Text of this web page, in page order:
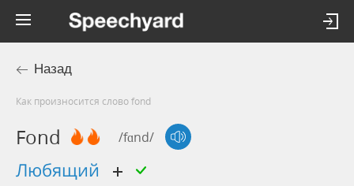
Назад
Как произносится слово fond
Fond /fɑnd/
любящий